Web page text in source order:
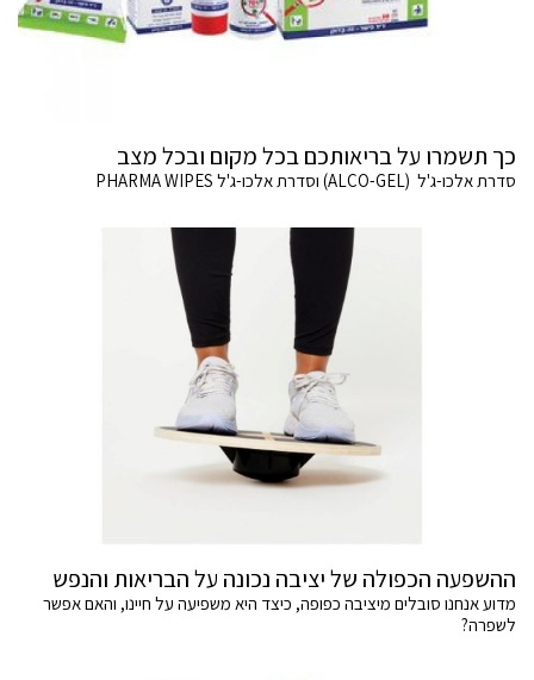
כך תשמרו על בריאותכם בכל מקום ובכל מצב
סדרת אלכו-ג'ל (ALCO-GEL) וסדרת אלכו-ג'ל PHARMA WIPES
ההשפעה הכפולה של יציבה נכונה על הבריאות והנפש
מדוע אנחנו סובלים מיציבה כפופה, כיצד היא משפיעה על חיינו, והאם אפשר
לשפרה?